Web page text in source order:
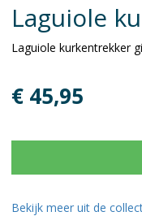
Laguiole
Laguiole kurkentrekker
€ 45,95
Bekijk meer uit de